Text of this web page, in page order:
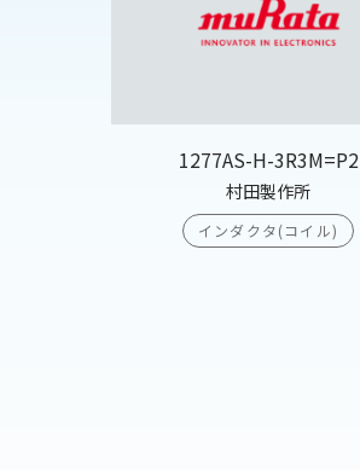
1277AS-H-3R3M=P2
村田製作所
インダクタ(コイル)